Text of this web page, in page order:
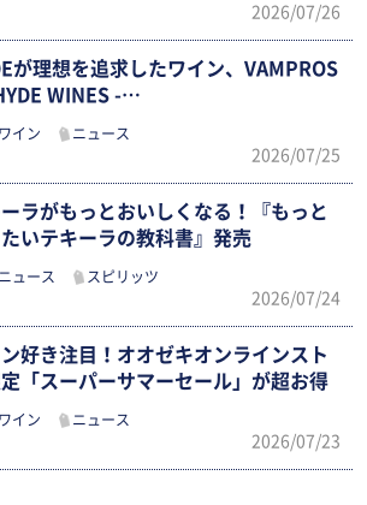
2026/07/26
が理想を追求したワイン、VAMPROS
WINES -…
ワイン ニュース
2026/07/25
ラがもっとおいしくなる！『もっと
いテキーラの教科書』発売
ニュース スピリッツ
2026/07/24
好き注目！オオゼキオンラインスト
「スーパーサマーセール」が超お得
ワイン ニュース
2026/07/23